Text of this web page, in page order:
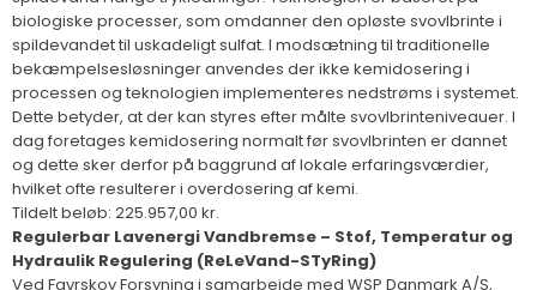
biologiske processer, som omdanner den opløste svovlbrinte i
spildevandet til uskadeligt sulfat. I modsætning til traditionelle
bekæmpelsesløsninger anvendes der ikke kemidosering i
processen og teknologien implementeres nedstrøms i systemet.
Dette betyder, at der kan styres efter målte svovlbrinteniveauer. I
dag foretages kemidosering normalt før svovlbrinten er dannet
og dette sker derfor på baggrund af lokale erfaringsværdier,
hvilket ofte resulterer i overdosering af kemi.
Tildelt beløb: 225.957,00 kr.
Regulerbar Lavenergi Vandbremse – Stof, Temperatur og
Hydraulik Regulering (ReLeVand-STyRing)
Ved Favrskov Forsyning i samarbejde med WSP Danmark A/S,